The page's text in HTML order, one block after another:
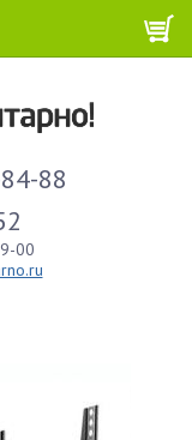
88
00